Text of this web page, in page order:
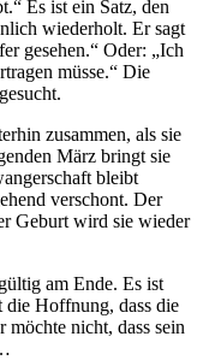
Es ist ein Satz, den
wiederholt. Er sagt
gesehen.“ Oder: „Ich
müsse.“ Die
zusammen, als sie
März bringt sie
bleibt
verschont. Der
Geburt wird sie wieder
am Ende. Es ist
Hoffnung, dass die
nicht, dass sein